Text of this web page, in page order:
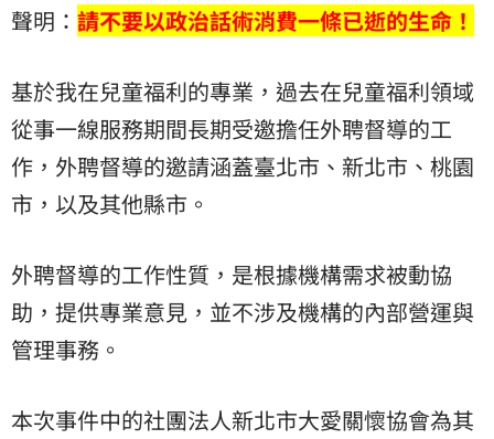
聲明： 請不要以政治話術消費一條已逝的生命！
基於我在兒童福利的專業，過去在兒童福利領域
從事一線服務期間長期受邀擔任外聘督導的工
作，外聘督導的邀請涵蓋臺北市、新北市、桃園
市，以及其他縣市。
外聘督導的工作性質，是根據機構需求被動協
助，提供專業意見，並不涉及機構的內部營運與
管理事務。
本次事件中的社團法人新北市大愛關懷協會為其